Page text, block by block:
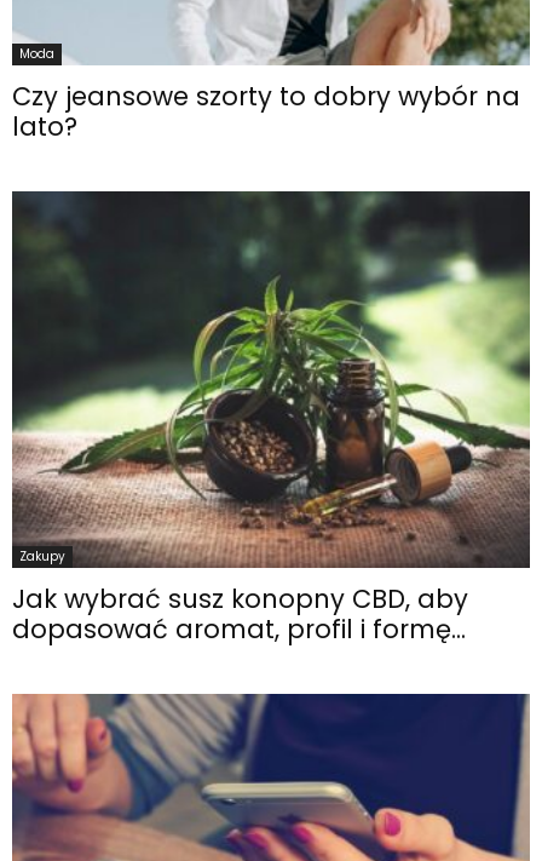
Moda
Czy jeansowe szorty to dobry wybór na
lato?
Zakupy
Jak wybrać susz konopny CBD, aby
dopasować aromat, profil i formę...